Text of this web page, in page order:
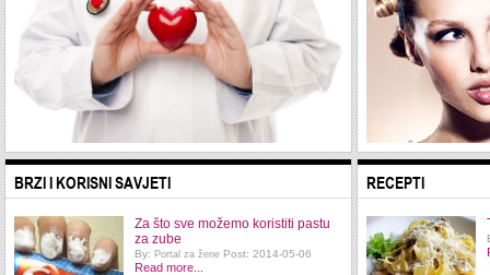
BRZI I KORISNI SAVJETI
Za što sve možemo koristiti pastu
za zube
By: Portal za žene Post: 2014-05-06
Read more...
RECEPTI